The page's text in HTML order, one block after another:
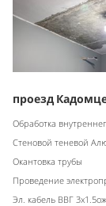
проезд
Обработка
Стеновой теневой
Окантовка трубы
Проведение
Эл. кабель ВВГ